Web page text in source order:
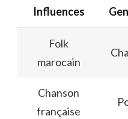
Influences
Folk
marocain
Chanson
française